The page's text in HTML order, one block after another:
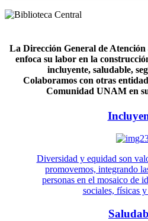
La Dirección General de
enfoca su labor en la
incluyente, saludable,
Colaboramos con otras
Comunidad UNAM en
Diversidad y equidad son
promovemos, integrando
personas en el mosaico de
sociales, físicas